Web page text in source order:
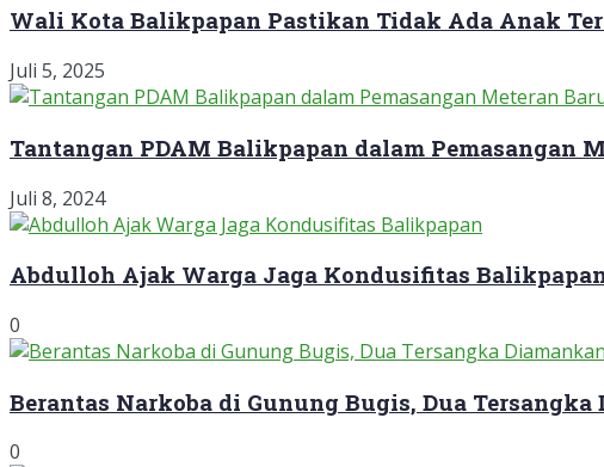
Wali Kota Balikpapan Pastikan Tidak Ada Anak
Juli 5, 2025
Tantangan PDAM Balikpapan dalam Pemasangan
Juli 8, 2024
Abdulloh Ajak Warga Jaga Kondusifitas
0
Berantas Narkoba di Gunung Bugis, Dua Tersangka
0